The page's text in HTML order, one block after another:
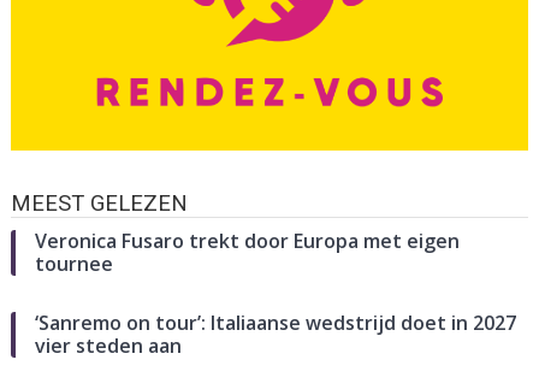
MEEST GELEZEN
Veronica Fusaro trekt door Europa met eigen
tournee
‘Sanremo on tour’: Italiaanse wedstrijd doet in 2027
vier steden aan